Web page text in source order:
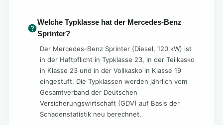
Welche Typklasse hat der Mercedes-Benz
Sprinter?
Der Mercedes-Benz Sprinter (Diesel, 120 kW) ist
in der Haftpflicht in Typklasse 23, in der Teilkasko
in Klasse 23 und in der Vollkasko in Klasse 19
eingestuft. Die Typklassen werden jährlich vom
Gesamtverband der Deutschen
Versicherungswirtschaft (GDV) auf Basis der
Schadenstatistik neu berechnet.